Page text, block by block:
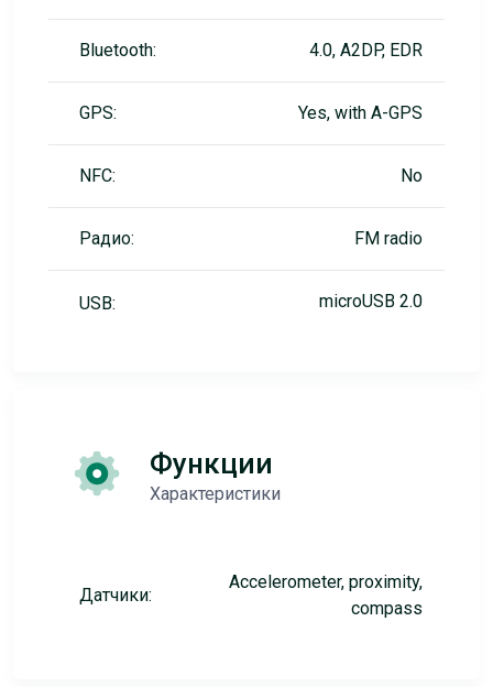
Bluetooth: 4.0, A2DP, EDR
GPS: Yes, with A-GPS
NFC: No
Радио: FM radio
USB: microUSB 2.0
Функции
Характеристики
Датчики:
Accelerometer, proximity,
compass